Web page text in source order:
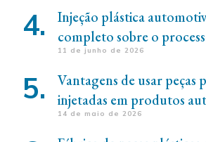
Injeção plástica
completo sobre o
11 de junho de 2026
Vantagens de usar peças
injetadas em produtos
14 de maio de 2026